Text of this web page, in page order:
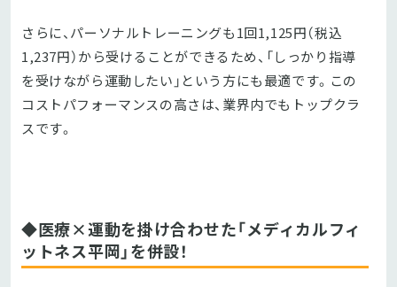
さらに、パーソナルトレーニングも1回1,125円（税込
1,237円）から受けることができるため、「しっかり指導
を受けながら運動したい」という方にも最適です。この
コストパフォーマンスの高さは、業界内でもトップクラ
スです。
◆医療×運動を掛け合わせた「メディカルフィ
ットネス平岡」を併設！